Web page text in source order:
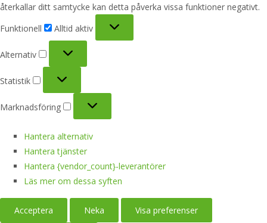
återkallar ditt samtycke kan detta påverka vissa funktioner negativt.
Funktionell
Alltid aktiv
Alternativ
Statistik
Marknadsföring
Hantera alternativ
Hantera tjänster
Hantera {vendor_count}-leverantörer
Läs mer om dessa syften
Acceptera Neka Visa preferenser